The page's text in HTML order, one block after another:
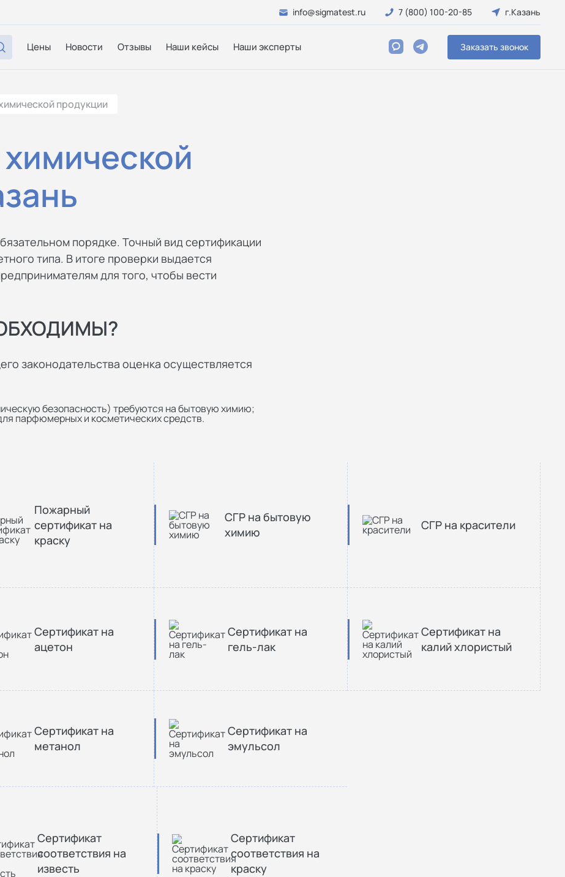
info@sigmatest.ru 7 (800) 100-20-85 г.Казань
Цены Новости Отзывы Наши кейсы Наши эксперты Заказать звонок
продукции
порядке. Точный вид сертификации
типа. В итоге проверки выдается
для того, чтобы вести
законодательства оценка осуществляется
безопасность) требуются на бытовую химию;
парфюмерных и косметических средств.
Пожарный
сертификат на
краску
СГР на бытовую
химию
СГР на красители
Сертификат на
ацетон
Сертификат на
гель-лак
Сертификат на
калий хлористый
Сертификат на
метанол
Сертификат на
эмульсол
Сертификат
соответствия на
известь
Сертификат
соответствия на
краску